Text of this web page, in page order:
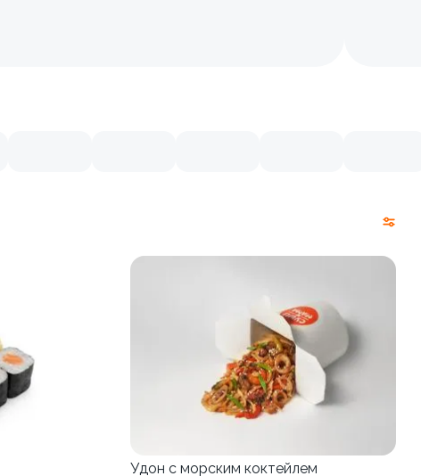
Удон с морским коктейлем